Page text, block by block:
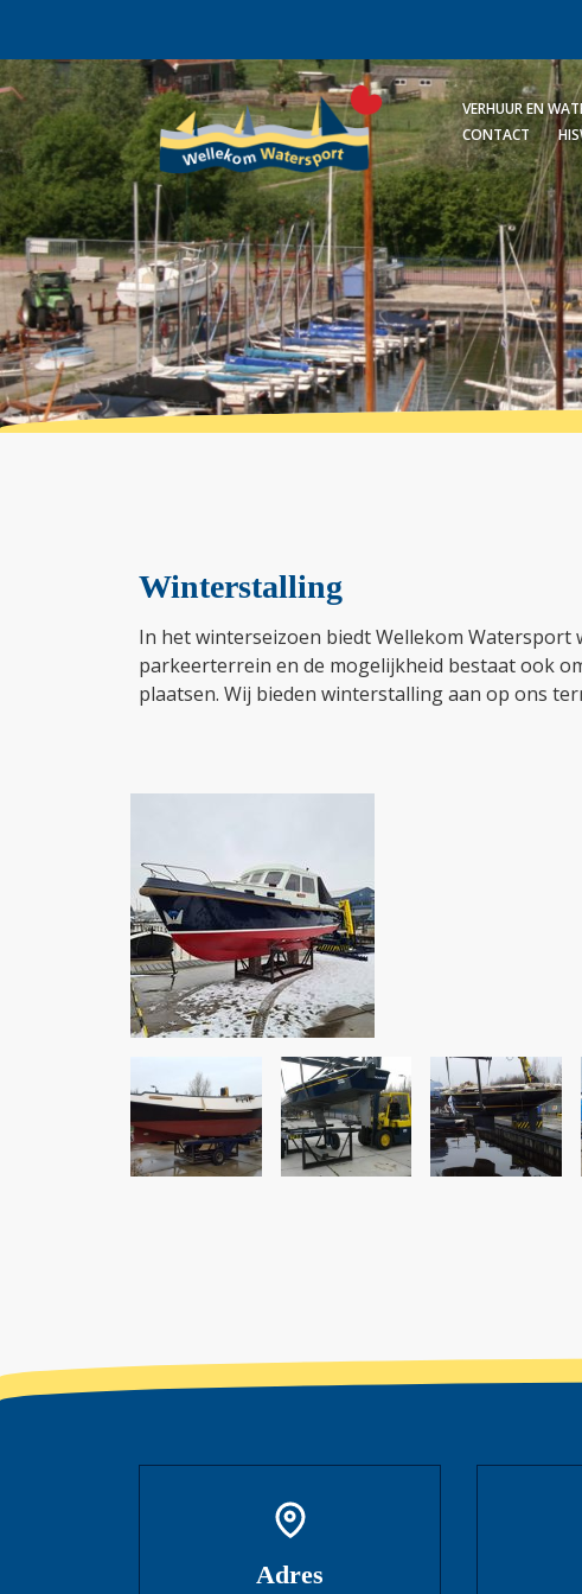
VERHUUR EN
CONTACT
Winterstalling
In het winterseizoen biedt Wellekom
parkeerterrein en de mogelijkheid bestaat ook
plaatsen. Wij bieden winterstalling aan op ons
Adres